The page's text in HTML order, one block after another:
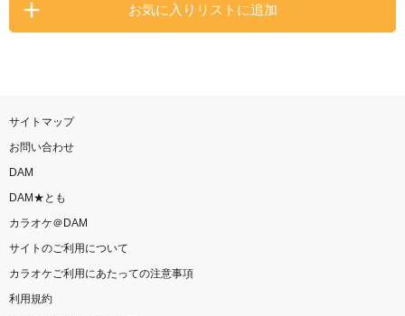
お気に入りリストに追加
サイトマップ
お問い合わせ
DAM
DAM★とも
カラオケ＠DAM
サイトのご利用について
カラオケご利用にあたっての注意事項
利用規約